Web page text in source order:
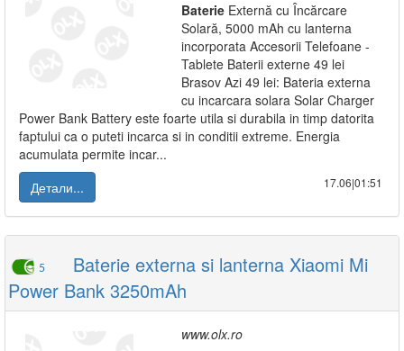
Baterie Externă cu Încărcare
Solară, 5000 mAh cu lanterna
incorporata Accesorii Telefoane -
Tablete Baterii externe 49 lei
Brasov Azi 49 lei: Bateria externa
cu incarcara solara Solar Charger
Power Bank Battery este foarte utila si durabila in timp datorita
faptului ca o puteti incarca si in conditii extreme. Energia
acumulata permite incar...
Детали...
17.06|01:51
5
Baterie externa si lanterna Xiaomi Mi
Power Bank 3250mAh
www.olx.ro